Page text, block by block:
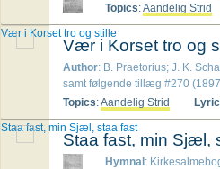
Topics:Aandelig Strid
Vær i Korset tro og
Author: B. Praetorius; J. K.
samt følgende tillæg #270
Topics:Aandelig Strid
Vær i Korset tro og stille
Staa fast, min Sjæl,
Hymnal:
Staa fast, min Sjæl, staa fast